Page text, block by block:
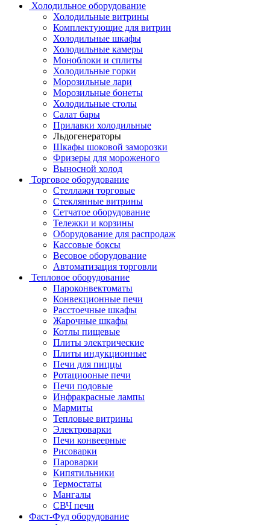
Холодильное оборудование
Холодильные витрины
Комплектующие для витрин
Холодильные шкафы
Холодильные камеры
Моноблоки и сплиты
Холодильные горки
Морозильные лари
Морозильные бонеты
Холодильные столы
Салат бары
Прилавки холодильные
Льдогенераторы
Шкафы шоковой заморозки
Фризеры для мороженого
Выносной холод
Торговое оборудование
Стеллажи торговые
Стеклянные витрины
Сетчатое оборудование
Тележки и корзины
Оборудование для распродаж
Кассовые боксы
Весовое оборудование
Автоматизация торговли
Тепловое оборудование
Пароконвектоматы
Конвекционные печи
Расстоечные шкафы
Жарочные шкафы
Котлы пищевые
Плиты электрические
Плиты индукционные
Печи для пиццы
Ротациооные печи
Печи подовые
Инфракрасные лампы
Мармиты
Тепловые витрины
Электроварки
Печи конвеерные
Рисоварки
Пароварки
Кипятильники
Термостаты
Мангалы
СВЧ печи
Фаст-Фуд оборудование